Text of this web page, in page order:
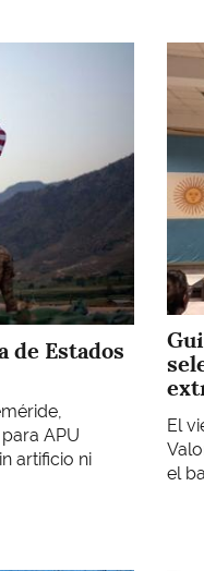
de Estados
APU
artificio ni
El
el